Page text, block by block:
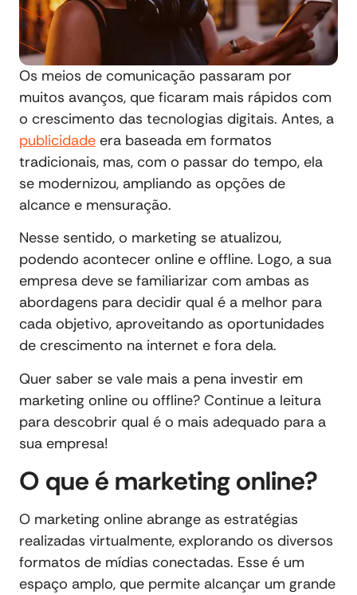
Os meios de comunicação passaram por
muitos avanços, que ficaram mais rápidos com
o crescimento das tecnologias digitais. Antes, a
publicidade era baseada em formatos
tradicionais, mas, com o passar do tempo, ela
se modernizou, ampliando as opções de
alcance e mensuração.
Nesse sentido, o marketing se atualizou,
podendo acontecer online e offline. Logo, a sua
empresa deve se familiarizar com ambas as
abordagens para decidir qual é a melhor para
cada objetivo, aproveitando as oportunidades
de crescimento na internet e fora dela.
Quer saber se vale mais a pena investir em
marketing online ou offline? Continue a leitura
para descobrir qual é o mais adequado para a
sua empresa!
O que é marketing online?
O marketing online abrange as estratégias
realizadas virtualmente, explorando os diversos
formatos de mídias conectadas. Esse é um
espaço amplo, que permite alcançar um grande